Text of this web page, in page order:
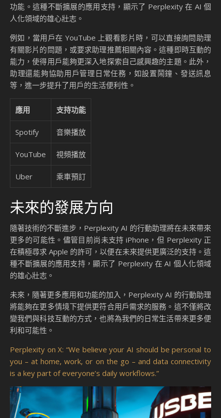
功能。這種不斷擴展的應用支持，顯示了 Perplexity 在 AI 個
人化領域的雄心壯志。
例如，當用戶在 YouTube 上觀看影片時，可以直接詢問助理
有關影片的問題，或要求助理推薦相關內容。這種即時互動的
能力，使得用戶能夠更深入地探索自己感興趣的主題。此外，
助理還能夠協助用戶管理日常任務，如設置鬧鐘、發送訊息
等，進一步提升了用戶的生活便利性。
應用 支持功能
Spotify 音樂播放
YouTube 視頻播放
Uber 乘車預訂
未來的發展方向
隨著技術的不斷進步，Perplexity AI 的行動助理將在未來帶來
更多的可能性。儘管目前尚未支持 iPhone，但 Perplexity 正
在積極尋求 Apple 的許可，以便在未來提供更廣泛的支持。這
種不斷擴展的應用支持，顯示了 Perplexity 在 AI 個人化領域
的雄心壯志。
未來，隨著更多應用和功能的加入，Perplexity AI 的行動助理
將能夠在更多情境下提供更符合用戶需求的服務。這不僅將改
變我們與科技互動的方式，也將為我們的日常生活帶來更多便
利和可能性。
Perplexity on X: “We believe your AI should be personal to
you – at home, work, or on the go – and data connectivity
is a key part of everyone’s daily workflows.”